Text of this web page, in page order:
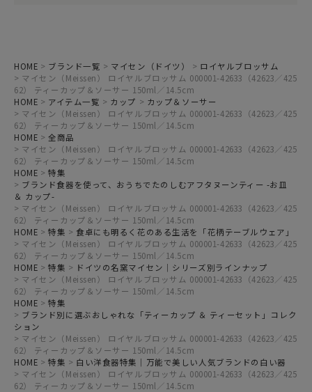
HOME ブランド一覧 マイセン（ドイツ）
ロイヤルブロッサム
マイセン（Meissen） ロイヤルブロッサム 000001-42633（42623／425
62） ティーカップ＆ソーサー 150ml／14.5cm
HOME
アイテム一覧 カップ
カップ＆ソーサー
マイセン（Meissen） ロイヤルブロッサム 000001-42633（42623／425
62） ティーカップ＆ソーサー 150ml／14.5cm
HOME
全商品
マイセン（Meissen） ロイヤルブロッサム 000001-42633（42623／425
62） ティーカップ＆ソーサー 150ml／14.5cm
HOME
特集
ブランド食器を使って、おうちでたのしむアフタヌーンティー -お皿
＆ カップ-
マイセン（Meissen） ロイヤルブロッサム 000001-42633（42623／425
62） ティーカップ＆ソーサー 150ml／14.5cm
HOME
特集
食卓にも明るく花のある生活を「花柄テーブルウェア」
マイセン（Meissen） ロイヤルブロッサム 000001-42633（42623／425
62） ティーカップ＆ソーサー 150ml／14.5cm
HOME
特集
ドイツの名窯マイセン｜シリーズ別ラインナップ
マイセン（Meissen） ロイヤルブロッサム 000001-42633（42623／425
62） ティーカップ＆ソーサー 150ml／14.5cm
HOME
特集
ブランド別に選ぶおしゃれな「ティーカップ ＆ ティーセット」コレク
ション
マイセン（Meissen） ロイヤルブロッサム 000001-42633（42623／425
62） ティーカップ＆ソーサー 150ml／14.5cm
HOME
特集
白い洋食器特集｜万能で美しい人気ブランドの白い器
マイセン（Meissen） ロイヤルブロッサム 000001-42633（42623／425
62） ティーカップ＆ソーサー 150ml／14.5cm